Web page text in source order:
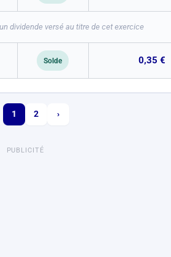
dividende versé au titre de cet exercice
Solde 0,35 €
1 2 ›
PUBLICITÉ